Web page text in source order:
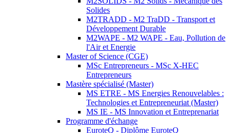
Solides
M2TRADD - M2 TraDD - Transport et
Développement Durable
M2WAPE - M2 WAPE - Eau, Pollution de
l'Air et Energie
Master of Science (CGE)
MSc Entrepreneurs - MSc X-HEC
Entrepreneurs
Mastère spécialisé (Master)
MS ETRE - MS Energies Renouvelables :
Technologies et Entrepreneuriat (Master)
MS IE - MS Innovation et Entreprenariat
Programme d'échange
EuroteQ - Diplôme EuroteQ